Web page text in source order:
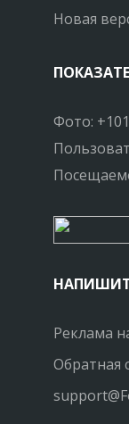
Новая
Фото:
Реклама
Обратная